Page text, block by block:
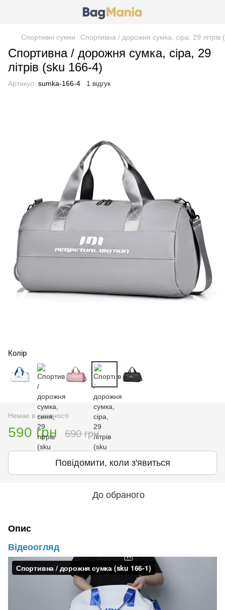
Спортивні сумки Спортивна / дорожня сумка, сіра, 29 літрів
Спортивна / дорожня сумка, сіра, 29
літрів (sku 166-4)
Артикул: sumka-166-4 1 відгук
Колір
Немає в наявності
590 грн 690 грн
Повідомити, коли з'явиться
До обраного
Опис
Відеоогляд